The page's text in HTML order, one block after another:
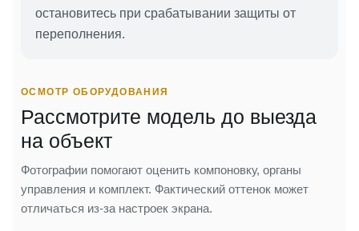
остановитесь при срабатывании защиты от
переполнения.
ОСМОТР ОБОРУДОВАНИЯ
Рассмотрите модель до выезда
на объект
Фотографии помогают оценить компоновку, органы
управления и комплект. Фактический оттенок может
отличаться из-за настроек экрана.